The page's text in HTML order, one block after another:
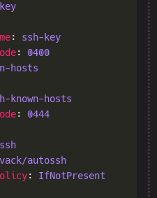
: ssh-key
: 0400
hosts
known-hosts
: 0444
autossh
: IfNotPresent